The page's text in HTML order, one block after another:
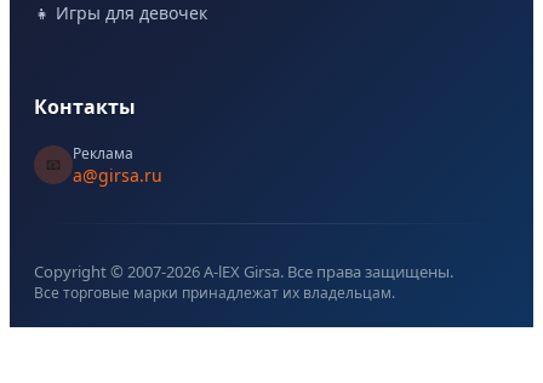
👧 Игры для девочек
Контакты
📧
Реклама
a@girsa.ru
Copyright © 2007-2026A-lEX Girsa. Все права защищены.
Все торговые марки принадлежат их владельцам.